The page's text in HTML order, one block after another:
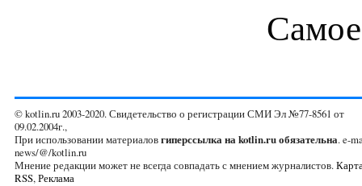
© kotlin.ru 2003-2020. Свидетельство о регистрации СМИ Эл №77-8561 от
09.02.2004г.,
При использовании материаловгиперссылка на kotlin.ru обязательна. e-
news/@/kotlin.ru
Мнение редакции может не всегда совпадать с мнением журналистов.
RSS,Реклама